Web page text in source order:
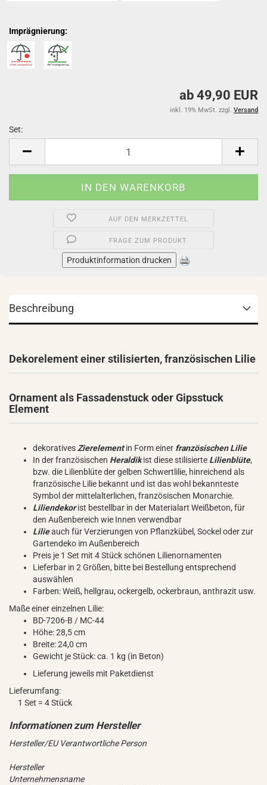
Imprägnierung:
ab 49,90 EUR
inkl. 19% MwSt. zzgl. Versand
Set:
AUF DEN MERKZETTEL
FRAGE ZUM PRODUKT
Produktinformation drucken
Beschreibung
Dekorelement einer stilisierten, französischen Lilie
Ornament als Fassadenstuck oder Gipsstuck
Element
dekoratives Zierelementin Form einer französischen Lilie
In der französischen Heraldikist diese stilisierte Lilienblüte,
bzw. die Lilienblüte der gelben Schwertlilie, hinreichend als
französische Lilie bekannt und ist das wohl bekannteste
Symbol der mittelalterlichen, französischen Monarchie.
Liliendekorist bestellbar in der Materialart Weißbeton, für
den Außenbereich wie Innen verwendbar
Lilieauch für Verzierungen von Pflanzkübel, Sockel oder zur
Gartendeko im Außenbereich
Preis je 1 Set mit 4 Stück schönen Lilienornamenten
Lieferbar in 2 Größen, bitte bei Bestellung entsprechend
auswählen
Farben: Weiß, hellgrau, ockergelb, ockerbraun, anthrazit usw.
Maße einer einzelnen Lilie:
BD-7206-B / MC-44
Höhe: 28,5 cm
Breite: 24,0 cm
Gewicht je Stück: ca. 1 kg (in Beton)
Lieferung jeweils mit Paketdienst
Lieferumfang:
1 Set = 4 Stück
Hersteller/EU Verantwortliche Person
Hersteller
Unternehmensname